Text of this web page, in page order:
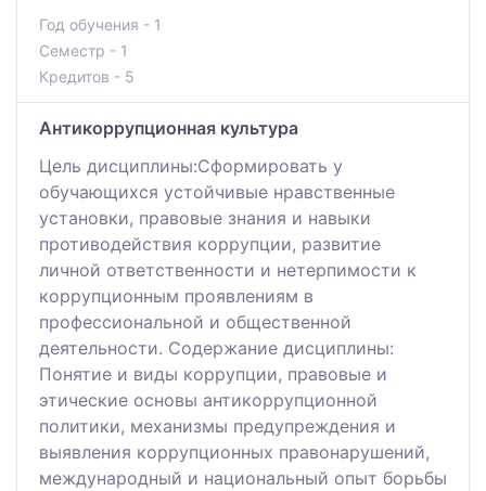
Год обучения - 1
Семестр - 1
Кредитов - 5
Антикоррупционная культура
Цель дисциплины:Сформировать у
обучающихся устойчивые нравственные
установки, правовые знания и навыки
противодействия коррупции, развитие
личной ответственности и нетерпимости к
коррупционным проявлениям в
профессиональной и общественной
деятельности. Содержание дисциплины:
Понятие и виды коррупции, правовые и
этические основы антикоррупционной
политики, механизмы предупреждения и
выявления коррупционных правонарушений,
международный и национальный опыт борьбы